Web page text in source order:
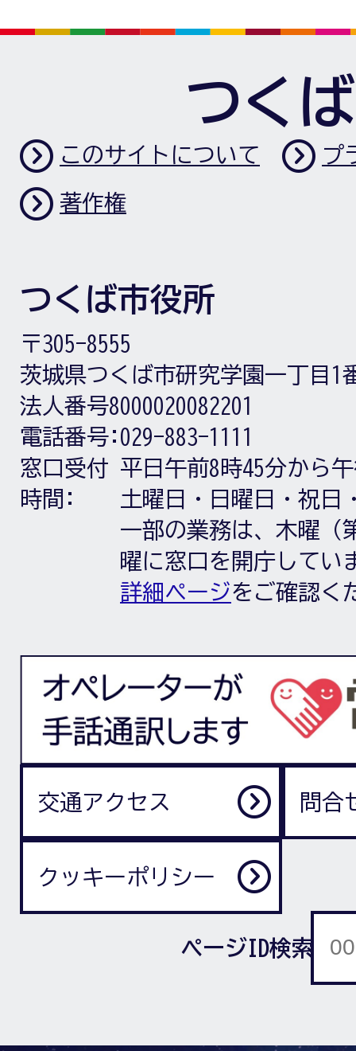
つく
このサイトについて プ
著作権
つくば市役所
〒305-8555
茨城県つくば市研究学園一丁目1
法人番号8000020082201
電話番号: 029-883-1111
窓口受付
時間:
平日午前8時45分から
土曜日・日曜日・祝日
一部の業務は、木曜（
曜に窓口を開庁してい
詳細ページをご確認く
交通アクセス 問合
クッキーポリシー
ページID検索